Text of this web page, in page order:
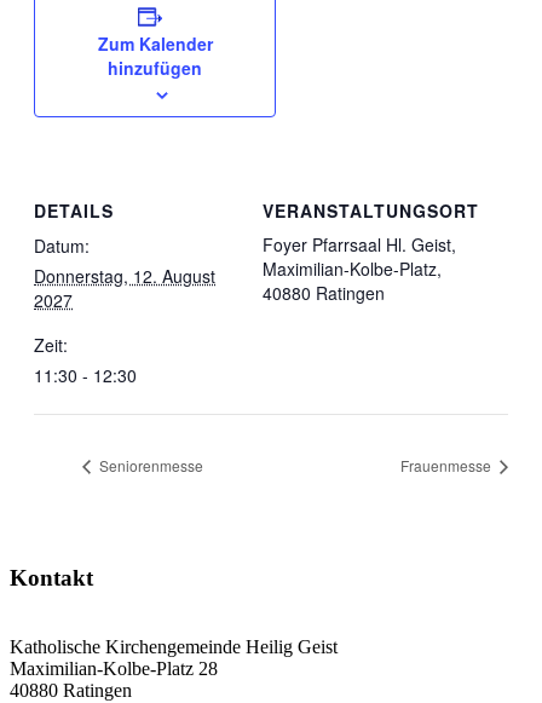
Zum Kalender
hinzufügen
DETAILS
Datum:
Donnerstag, 12. August
2027
Zeit:
11:30 - 12:30
VERANSTALTUNGSORT
Foyer Pfarrsaal Hl. Geist,
Maximilian-Kolbe-Platz,
40880 Ratingen
Seniorenmesse Frauenmesse
Kontakt
Katholische Kirchengemeinde Heilig Geist
Maximilian-Kolbe-Platz 28
40880 Ratingen